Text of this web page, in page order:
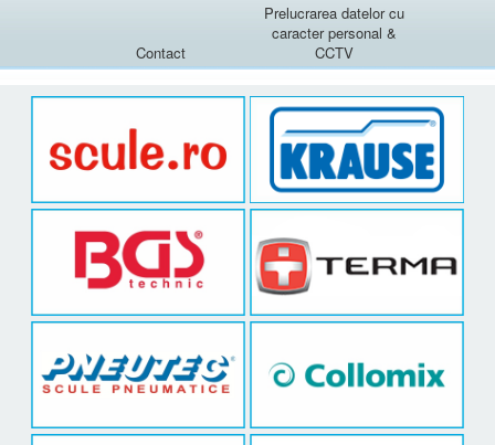
Contact
Prelucrarea datelor cu
caracter personal &
CCTV